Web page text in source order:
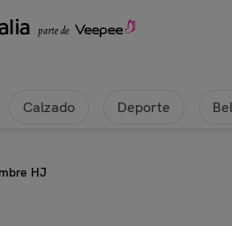
Calzado Deporte
HJ